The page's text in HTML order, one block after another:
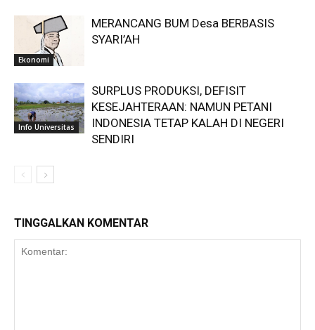
Ekonomi
MERANCANG BUM Desa BERBASIS
SYARI’AH
Info Universitas
SURPLUS PRODUKSI, DEFISIT
KESEJAHTERAAN: NAMUN PETANI
INDONESIA TETAP KALAH DI NEGERI
SENDIRI
TINGGALKAN KOMENTAR